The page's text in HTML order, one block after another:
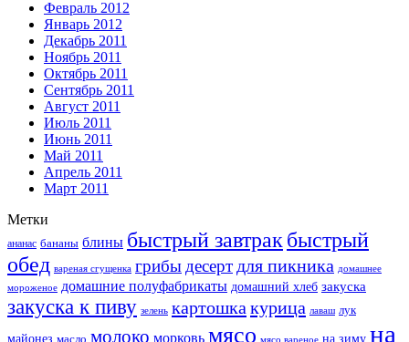
Февраль 2012
Январь 2012
Декабрь 2011
Ноябрь 2011
Октябрь 2011
Сентябрь 2011
Август 2011
Июль 2011
Июнь 2011
Май 2011
Апрель 2011
Март 2011
Метки
ананас бананы блины быстрый завтрак быстрый
обед вареная сгущенка грибы десерт для пикника домашнее
мороженое домашние полуфабрикаты домашний хлеб закуска
закуска к пиву зелень картошка курица лаваш лук
майонез масло молоко морковь мясо мясо вареное на зиму на